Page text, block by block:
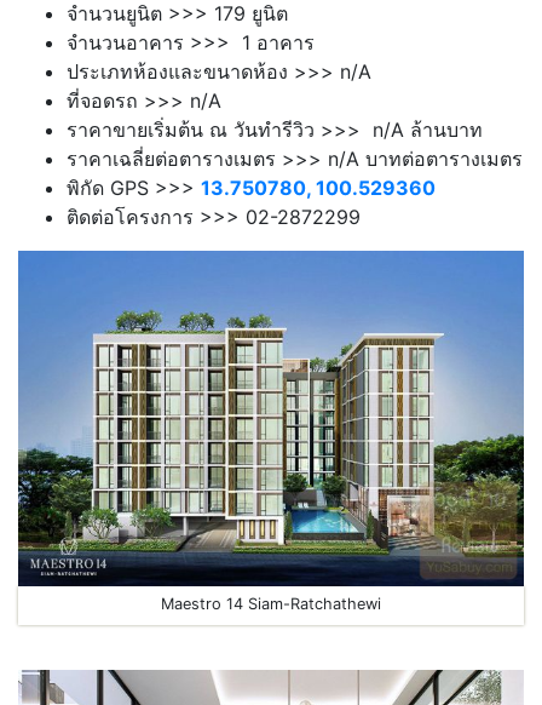
จำนวนยูนิต >>> 179 ยูนิต
จำนวนอาคาร >>> 1 อาคาร
ประเภทห้องและขนาดห้อง >>> n/A
ที่จอดรถ >>> n/A
ราคาขายเริ่มต้น ณ วันทำรีวิว >>> n/A ล้านบาท
ราคาเฉลี่ยต่อตารางเมตร >>> n/A บาทต่อตารางเมตร
พิกัด GPS >>> 13.750780, 100.529360
ติดต่อโครงการ >>> 02-2872299
Maestro 14 Siam-Ratchathewi